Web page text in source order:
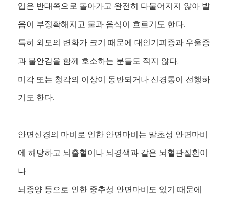
입은 반대쪽으로 돌아가고 완전히 다물어지지 않아 발
음이 부정확해지고 물과 음식이 흐르기도 한다.
특히 외모의 변화가 크기 때문에 대인기피증과 우울증
과 불안감을 함께 호소하는 분들도 적지 않다.
미각 또는 청각의 이상이 동반되거나 신경통이 선행하
기도 한다.
안면신경의 마비로 인한 안면마비는 말초성 안면마비
에 해당하고 뇌출혈이나 뇌경색과 같은 뇌혈관질환이
나
뇌종양 등으로 인한 중추성 안면마비도 있기 때문에